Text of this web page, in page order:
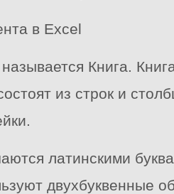
в Excel
Книга.
из строк и
латинскими
двухбуквенные